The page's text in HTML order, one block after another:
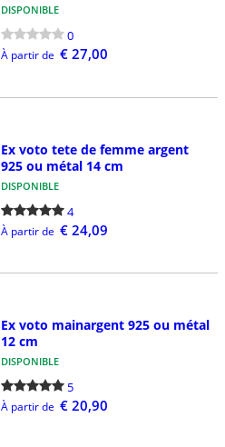
DISPONIBLE
0
À partir de € 27,00
Ex voto tete de femme argent
925 ou métal 14 cm
DISPONIBLE
4
À partir de € 24,09
Ex voto mainargent 925 ou métal
12 cm
DISPONIBLE
5
À partir de € 20,90